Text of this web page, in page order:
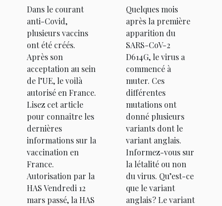
France
Dans le courant
anti-Covid,
plusieurs vaccins
ont été créés.
Après son
acceptation au sein
de l’UE, le voilà
autorisé en France.
Lisez cet article
pour connaître les
dernières
informations sur la
vaccination en
France.
Autorisation par la
HAS Vendredi 12
mars passé, la HAS
Quelques mois
après la première
apparition du
SARS-CoV-2
D614G, le virus a
commencé à
muter. Ces
différentes
mutations ont
donné plusieurs
variants dont le
variant anglais.
Informez-vous sur
la létalité ou non
du virus. Qu’est-ce
que le variant
anglais ? Le variant